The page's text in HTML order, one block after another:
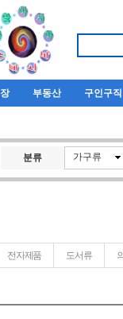
부동산 구인구직
분류 가구류
전자제품 도서류